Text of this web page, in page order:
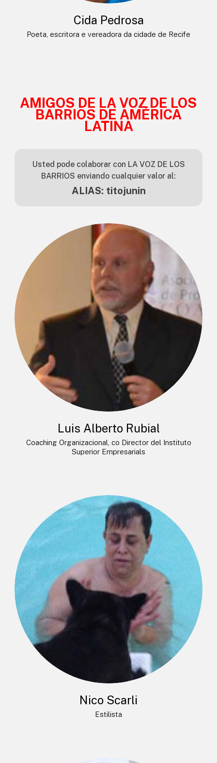
Cida Pedrosa
Poeta, escritora e vereadora da cidade de Recife
AMIGOS DE LA VOZ DE LOS
BARRIOS DE AMÉRICA
LATINA
Usted pode colaborar con LA VOZ DE LOS
BARRIOS enviando cualquier valor al:
ALIAS: titojunin
Luis Alberto Rubial
Coaching Organizacional, co Director del Instituto
Superior Empresarials
Nico Scarli
Estilista